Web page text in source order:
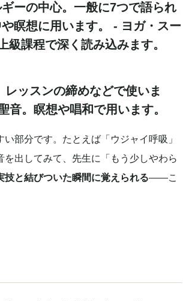
ーの中心。一般に7つで語られ
瞑想に用います。 - ヨガ・スー
級課程で深く読み込みます。
レッスンの締めなどで使いま
音。瞑想や唱和で用います。
部分です。たとえば「ウジャイ呼吸」
出してみて、先生に「もう少しやわら
技と結びついた瞬間に覚えられる——こ